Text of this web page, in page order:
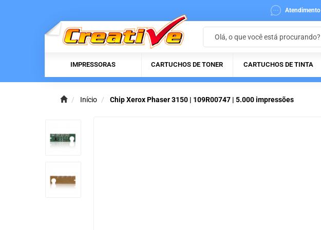
Atendimento
IMPRESSORAS CARTUCHOS DE TONER CARTUCHOS DE TINTA
Início Chip Xerox Phaser 3150 | 109R00747 | 5.000 impressões